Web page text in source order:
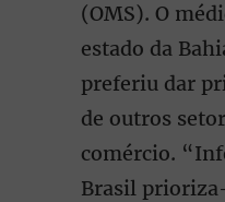
(OMS). O
estado da
preferiu dar
de outros
comércio.
Brasil